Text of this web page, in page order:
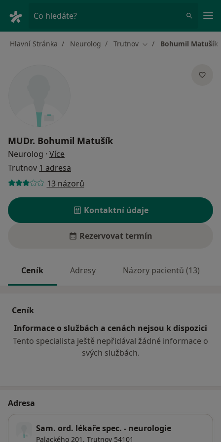
Co hledáte?
Hlavní Stránka Neurolog Trutnov Změna města
Bohumil Matušík
MUDr. Bohumil Matušík
Neurolog · Více
Trutnov 1 adresa
13 názorů
Kontaktní údaje
Rezervovat termín
Ceník Adresy Názory pacientů (13)
Ceník
Informace o službách a cenách nejsou k dispozici
Tento specialista ještě nepřidával žádné informace o
svých službách.
Adresa
Sam. ord. lékaře spec. - neurologie
Palackého 201, Trutnov 54101